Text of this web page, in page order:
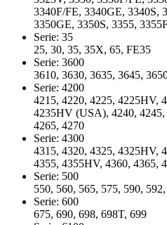
3340F/FE, 3340GE, 3340S,
3350GE, 3350S, 3355,
Serie: 35
25, 30, 35, 35X, 65, FE35
Serie: 3600
3610, 3630, 3635, 3645,
Serie: 4200
4215, 4220, 4225, 4225HV,
4235HV (USA), 4240,
4265, 4270
Serie: 4300
4315, 4320, 4325, 4325HV,
4355, 4355HV, 4360, 4365,
Serie: 500
550, 560, 565, 575, 590,
Serie: 600
675, 690, 698, 698T, 699